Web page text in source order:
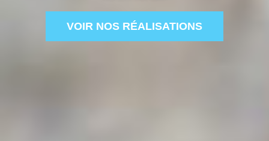
VOIR NOS RÉALISATIONS